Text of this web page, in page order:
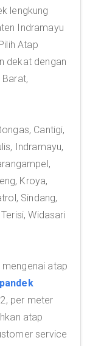
lengkung
Indramayu
Atap
dekat dengan
Cantigi,
Indramayu,
Kroya,
Sindang,
Widasari
atap
per meter
atap
service